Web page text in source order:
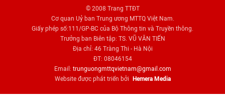
© 2008 Trang TTĐT
Cơ quan Uỷ ban Trung ương MTTQ Việt Nam.
Giấy phép số:111/GP-BC của Bộ Thông tin và Truyền thông.
Trưởng ban Biên tập: TS. VŨ VĂN TIẾN
Địa chỉ: 46 Tràng Thi - Hà Nội
ĐT: 08046154
Email: trunguongmttqvietnam@gmail.com
Website được phát triển bởi
Hemera Media